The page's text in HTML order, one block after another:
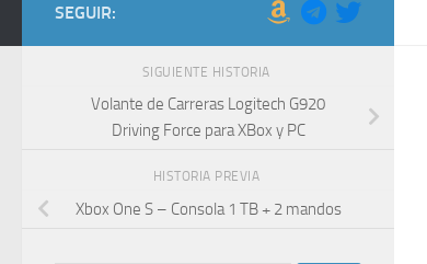
SEGUIR:
SIGUIENTE HISTORIA
Volante de Carreras Logitech G920
Driving Force para XBox y PC
HISTORIA PREVIA
Xbox One S – Consola 1 TB + 2 mandos